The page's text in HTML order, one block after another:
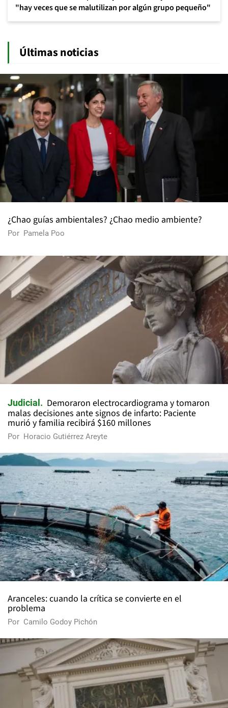
"hay veces que se malutilizan por algún grupo pequeño"
Últimas noticias
¿Chao guías ambientales? ¿Chao medio ambiente?
Por Pamela Poo
Judicial
Demoraron electrocardiograma y tomaron
malas decisiones ante signos de infarto: Paciente
murió y familia recibirá $160 millones
Por Horacio Gutiérrez Areyte
Aranceles: cuando la crítica se convierte en el
problema
Por Camilo Godoy Pichón